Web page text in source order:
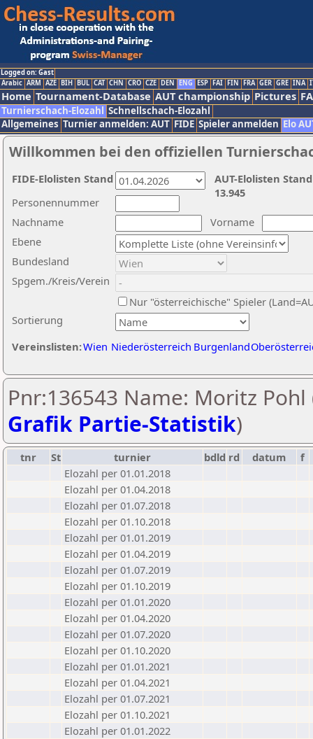
Logged on: Gast
Arabic ARM AZE BIH BUL CAT CHN CRO CZE DEN ENG ESP FAI FIN FRA GER GRE INA
Home Tournament-Database AUT championship Pictures
Turnierschach-Elozahl Schnellschach-Elozahl
Allgemeines Turnier anmelden: AUT FIDE Spieler anmelden Elo
Willkommen bei den offiziellen
Nachname
Vorname
Ebene
Sortierung
Personennummer
Bundesland
Spgem./Kreis/Verein
Nur "österreichische" Spieler
Vereinslisten:Wien Niederösterreich Burgenland
AUT-Elolisten
13.945
FIDE-Elolisten Stand
Pnr:136543 Name: Moritz Pohl
Grafik Partie-Statistik)
tnr St turnier bdld rd datum
f
Elozahl per 01.01.2018
Elozahl per 01.04.2018
Elozahl per 01.07.2018
Elozahl per 01.10.2018
Elozahl per 01.01.2019
Elozahl per 01.04.2019
Elozahl per 01.07.2019
Elozahl per 01.10.2019
Elozahl per 01.01.2020
Elozahl per 01.04.2020
Elozahl per 01.07.2020
Elozahl per 01.10.2020
Elozahl per 01.01.2021
Elozahl per 01.04.2021
Elozahl per 01.07.2021
Elozahl per 01.10.2021
Elozahl per 01.01.2022